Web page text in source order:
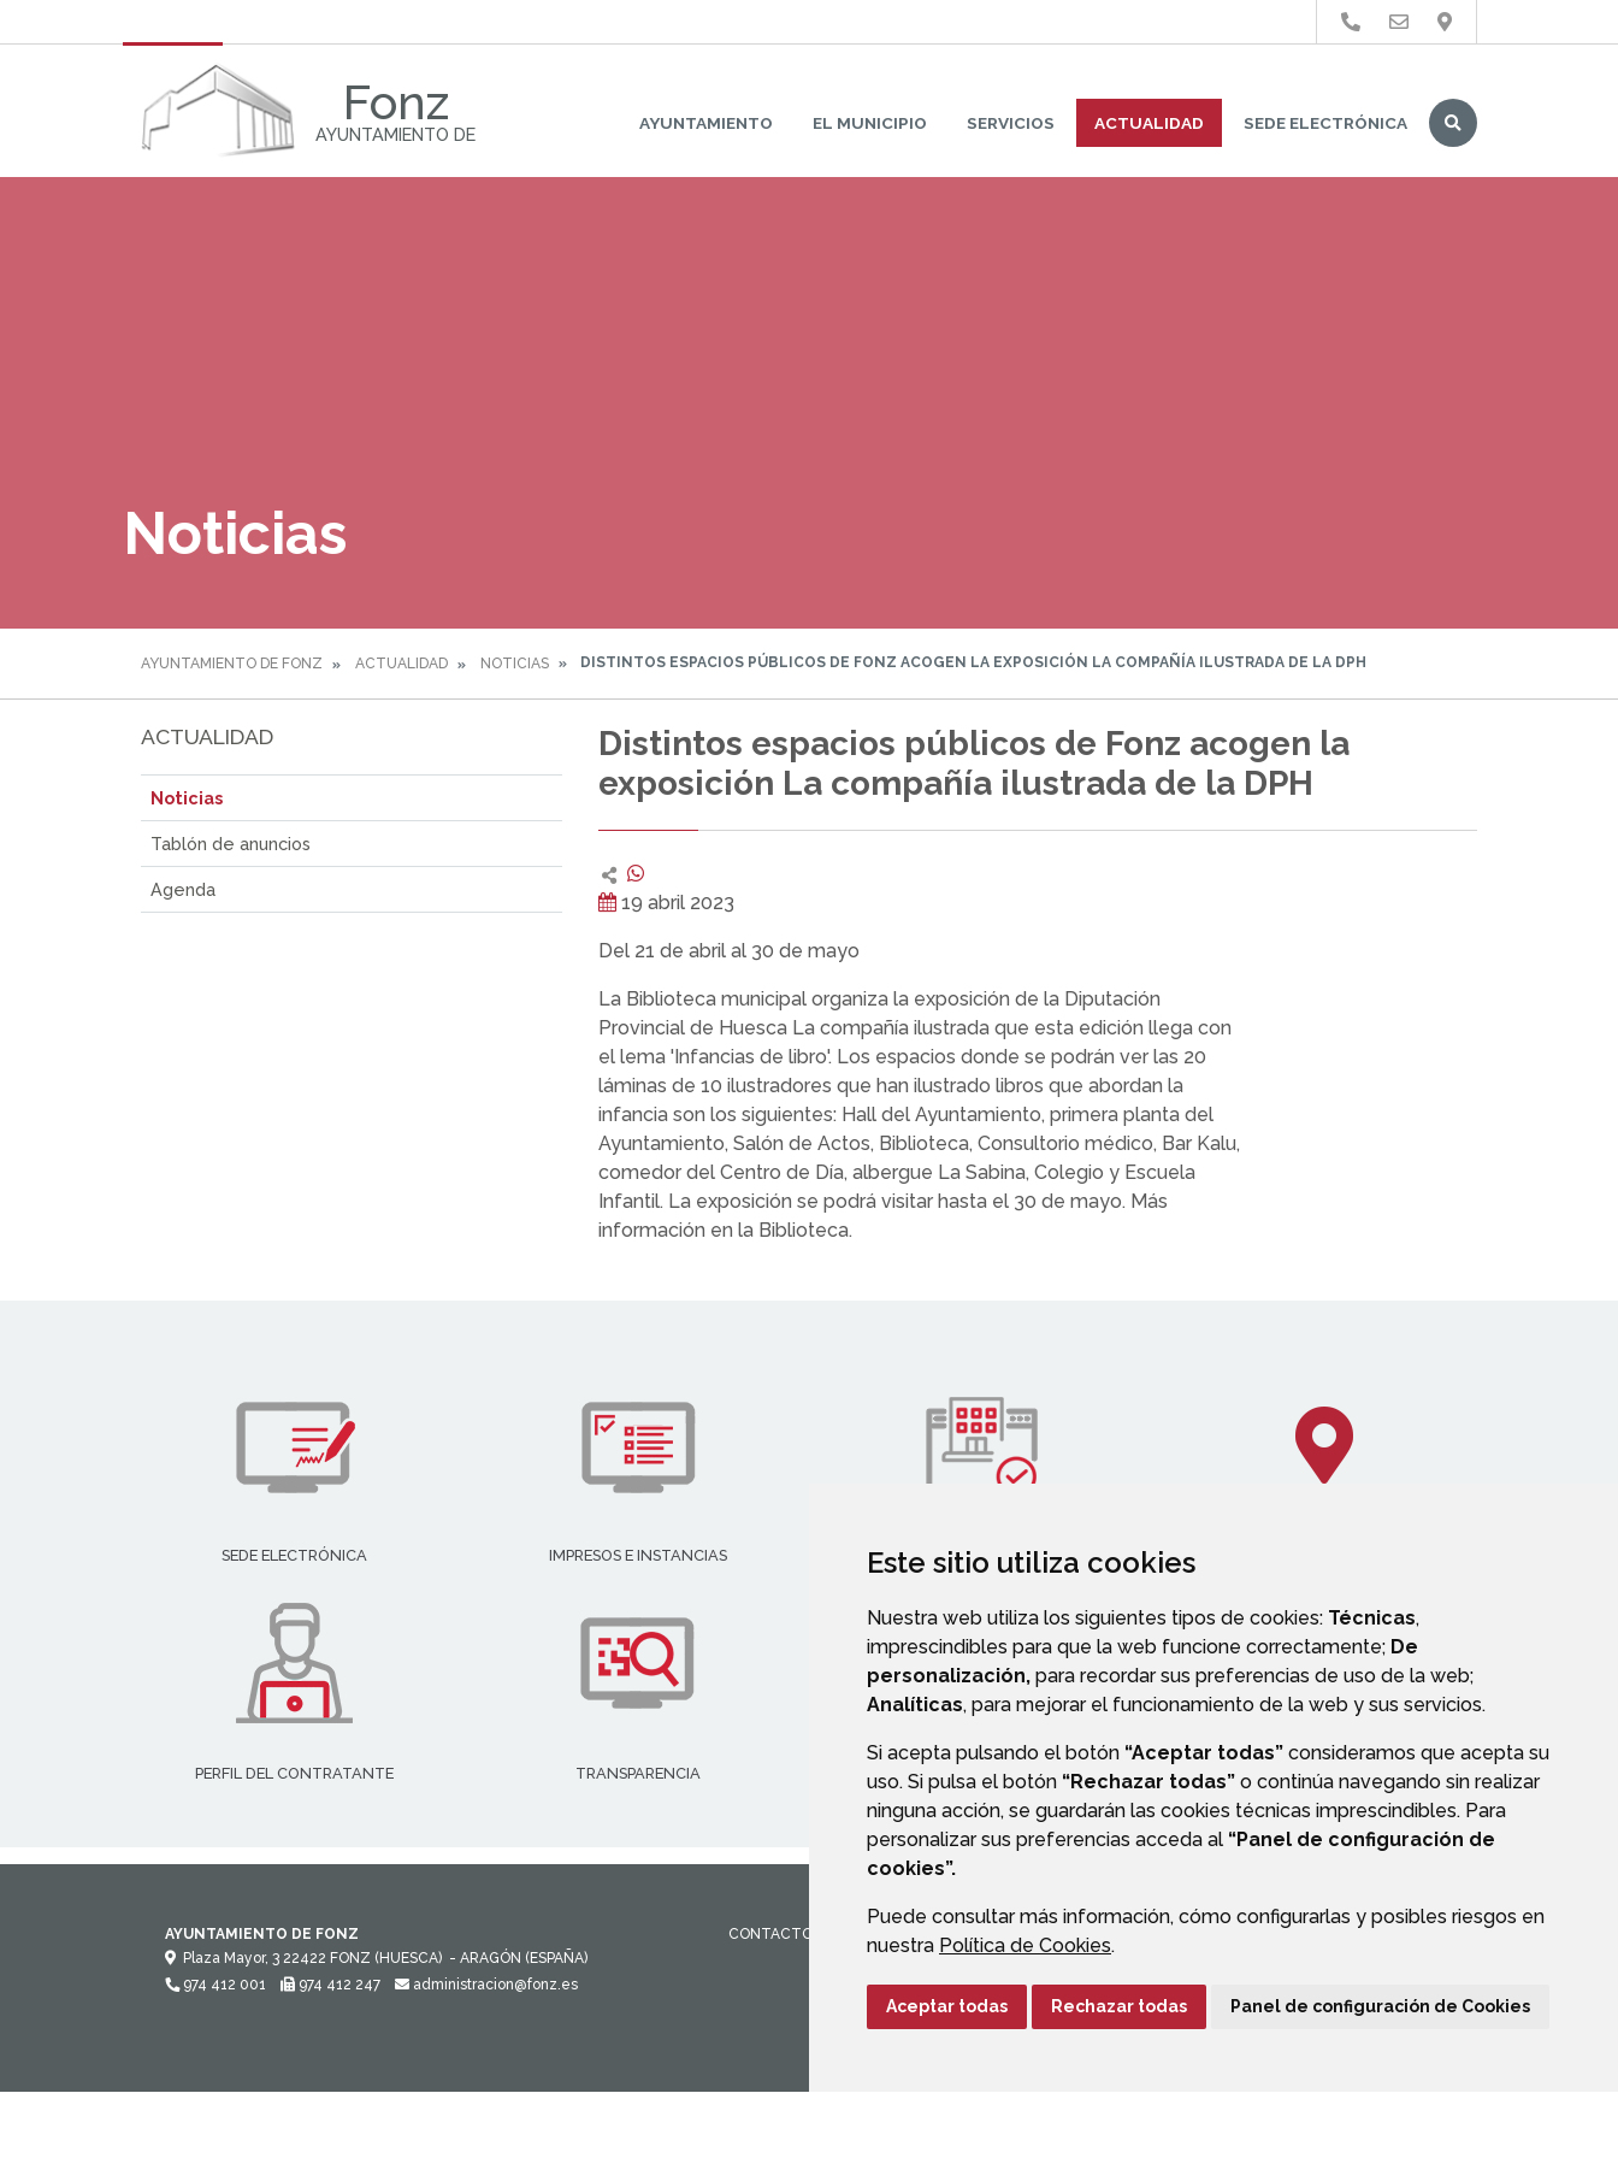
Este sitio utiliza cookies
Nuestra web utiliza los siguientes tipos de cookies: Técnicas,
imprescindibles para que la web funcione correctamente; De
personalización, para recordar sus preferencias de uso de la web;
Analíticas, para mejorar el funcionamiento de la web y sus servicios.
Si acepta pulsando el botón “Aceptar todas” consideramos que acepta su
uso. Si pulsa el botón “Rechazar todas” o continúa navegando sin realizar
ninguna acción, se guardarán las cookies técnicas imprescindibles. Para
personalizar sus preferencias acceda al “Panel de configuración de
cookies”.
Puede consultar más información, cómo configurarlas y posibles riesgos en
nuestra Política de Cookies.
Aceptar todas Rechazar todas Panel de configuración de Cookies
Fonz
AYUNTAMIENTO DE
AYUNTAMIENTO EL MUNICIPIO SERVICIOS ACTUALIDAD SEDE ELECTRÓNICA
Buscar
Noticias
AYUNTAMIENTO DE FONZ ACTUALIDAD NOTICIAS DISTINTOS ESPACIOS PÚBLICOS DE FONZ ACOGEN LA EXPOSICIÓN LA COMPAÑÍA ILUSTRADA DE LA DPH
ACTUALIDAD
Noticias
Tablón de anuncios
Agenda
Distintos espacios públicos de Fonz acogen la
exposición La compañía ilustrada de la DPH
19 abril 2023
Del 21 de abril al 30 de mayo
La Biblioteca municipal organiza la exposición de la Diputación
Provincial de Huesca La compañía ilustrada que esta edición llega con
el lema 'Infancias de libro'. Los espacios donde se podrán ver las 20
láminas de 10 ilustradores que han ilustrado libros que abordan la
infancia son los siguientes: Hall del Ayuntamiento, primera planta del
Ayuntamiento, Salón de Actos, Biblioteca, Consultorio médico, Bar Kalu,
comedor del Centro de Día, albergue La Sabina, Colegio y Escuela
Infantil. La exposición se podrá visitar hasta el 30 de mayo. Más
información en la Biblioteca.
SEDE ELECTRÓNICA IMPRESOS E INSTANCIAS
DIRECTORIO EMPRESARIAL
PERFIL DEL CONTRATANTE TRANSPARENCIA VALIDACIÓN DE DOCUMENTOS
AYUNTAMIENTO DE FONZ
Plaza Mayor, 3 22422 FONZ (HUESCA) - ARAGÓN (ESPAÑA)
974 412 001
974 412 247 administracion@fonz.es
CONTACTO AVISO LEGAL PROTECCIÓN DE DATOS